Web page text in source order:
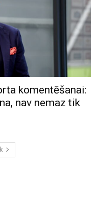
komentēšanai:
nav nemaz tik